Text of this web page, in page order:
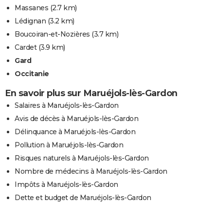
Massanes (2.7 km)
Lédignan (3.2 km)
Boucoiran-et-Nozières (3.7 km)
Cardet(3.9 km)
Gard
Occitanie
En savoir plus sur Maruéjols-lès-Gardon
Salaires à Maruéjols-lès-Gardon
Avis de décès à Maruéjols-lès-Gardon
Délinquance à Maruéjols-lès-Gardon
Pollution à Maruéjols-lès-Gardon
Risques naturels à Maruéjols-lès-Gardon
Nombre de médecins à Maruéjols-lès-Gardon
Impôts à Maruéjols-lès-Gardon
Dette et budget de Maruéjols-lès-Gardon